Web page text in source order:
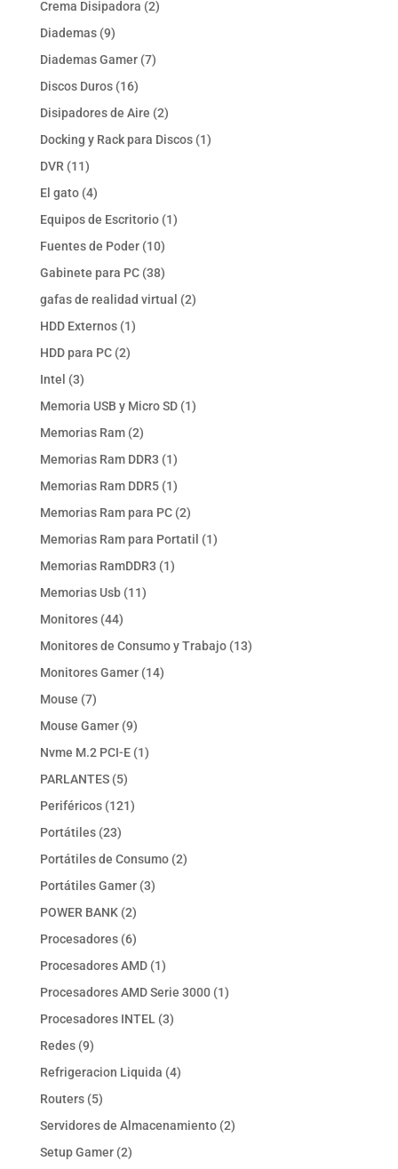
Crema Disipadora 22
Diademas 99
productos
Diademas Gamer 77
Discos Duros 1616
productos
Disipadores de Aire 22
productos
Docking y Rack para Discos 11
DVR 1111
productos
El gato 44
productos
Equipos de Escritorio 11
Fuentes de Poder 1010
productos
Gabinete para PC 3838
productos
gafas de realidad virtual 22
HDD Externos 11
HDD para PC 22
Intel 33
productos
Memoria USB y Micro SD 11
Memorias Ram 22
productos
Memorias Ram DDR3 11
producto
Memorias Ram DDR5 11
producto
Memorias Ram para PC 22
productos
Memorias Ram para Portatil 11
Memorias RamDDR3 11
Memorias Usb 1111
Monitores 4444
productos
Monitores de Consumo y Trabajo 1313
Monitores Gamer 1414
Mouse 77
productos
Mouse Gamer 99
productos
Nvme M.2 PCI-E 11
PARLANTES 55
productos
Periféricos 121121
Portátiles 2323
productos
Portátiles de Consumo 22
Portátiles Gamer 33
POWER BANK 22
productos
Procesadores 66
productos
Procesadores AMD 11
producto
Procesadores AMD Serie 3000 11
Procesadores INTEL 33
Redes 99
productos
Refrigeracion Liquida 44
Routers 55
productos
Servidores de Almacenamiento 22
Setup Gamer 22